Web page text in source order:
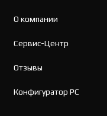
О компании
Сервис-Центр
Отзывы
Конфигуратор PC